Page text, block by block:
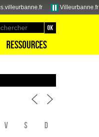
Villeurbanne.fr
Ressources
V S D